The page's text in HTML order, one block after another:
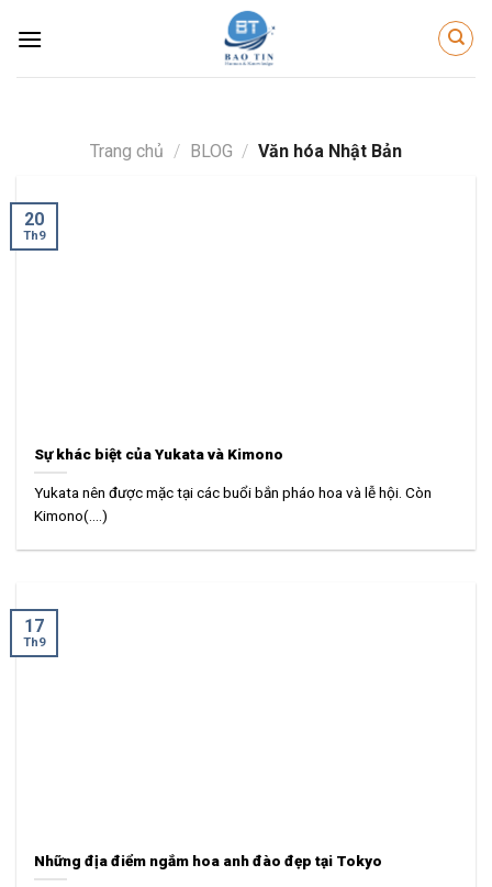
Trang chủ / BLOG / Văn hóa Nhật Bản
Sự khác biệt của Yukata và Kimono
Yukata nên được mặc tại các buổi bắn pháo hoa và lễ hội. Còn
Kimono(....)
20
Th9
Những địa điểm ngắm hoa anh đào đẹp tại Tokyo
17
Th9